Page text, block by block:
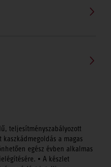
teljesítményszabályozott
a magas
egész évben alkalmas
• A készlet